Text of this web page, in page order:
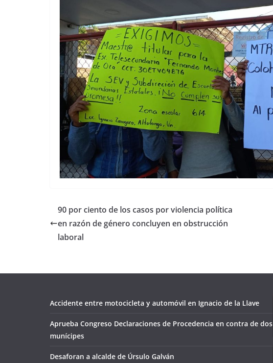
90 por ciento de los casos por violencia política
en razón de género concluyen en obstrucción
laboral
Accidente entre motocicleta y automóvil en Ignacio de la Llave
Aprueba Congreso Declaraciones de Procedencia en contra de dos
munícipes
Desaforan a alcalde de Úrsulo Galván